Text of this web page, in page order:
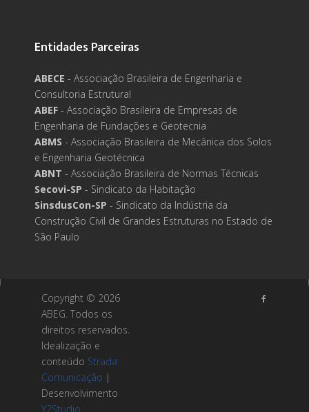
Entidades Parceiras
ABECE - Associação Brasileira de Engenharia e
Consultoria Estrutural
ABEF - Associação Brasileira de Empresas de
Engenharia de Fundações e Geotecnia
ABMS - Associação Brasileira de Mecânica dos Solos
e Engenharia Geotécnica
ABNT - Associação Brasileira de Normas Técnicas
Secovi-SP - Sindicato da Habitação
SinsdusCon-SP - Sindicato da Indústria da
Construção Civil de Grandes Estruturas no Estado de
São Paulo
Copyright © 2026
ABEG. Todos os
direitos reservados.
Idealização e
conteúdo Strada
Comunicação |
Desenvolvimento
Y2Studio